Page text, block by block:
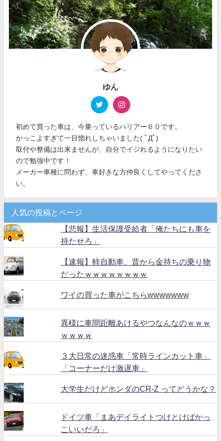
ゆん
初めて買った車は、今乗っているハリアー６０です。
かっこよすぎて一目惚れしちゃいました( ﾟДﾟ)
取付や整備は出来ませんが、自分でイジれるようになりたい
ので勉強中です！
メーカー車種に問わず、車好きな方仲良くしてやってくださ
い。
人気の投稿とページ
【悲報】生活保護受給者「俺たちにも車を
持たせろ」
【速報】軽自動車、昔から金持ちの乗り物
だったｗｗｗｗｗｗｗｗ
ワイの買った車がこちらwwwwwww
異様に車間距離あけるやつなんなのｗｗｗ
ｗｗｗｗ
３大日常の迷惑車「常時ラインカット車」
「コーナーだけ激遅車」
大学生だけどホンダのCR-Z ってどうかな？
ドイツ車「まあデイライトつけとけばかっ
こいいだろ」